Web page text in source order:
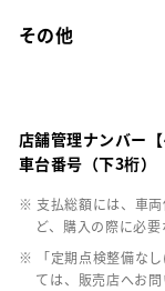
その他
店舗管理ナンバー
車台番号（下3桁）
※ 支払総額には、車
ど、購入の際に必
※ 「定期点検整備な
ては、販売店へお問